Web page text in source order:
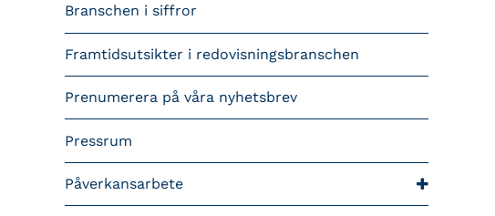
Branschen i siffror
Framtidsutsikter i redovisningsbranschen
Prenumerera på våra nyhetsbrev
Pressrum
Påverkansarbete